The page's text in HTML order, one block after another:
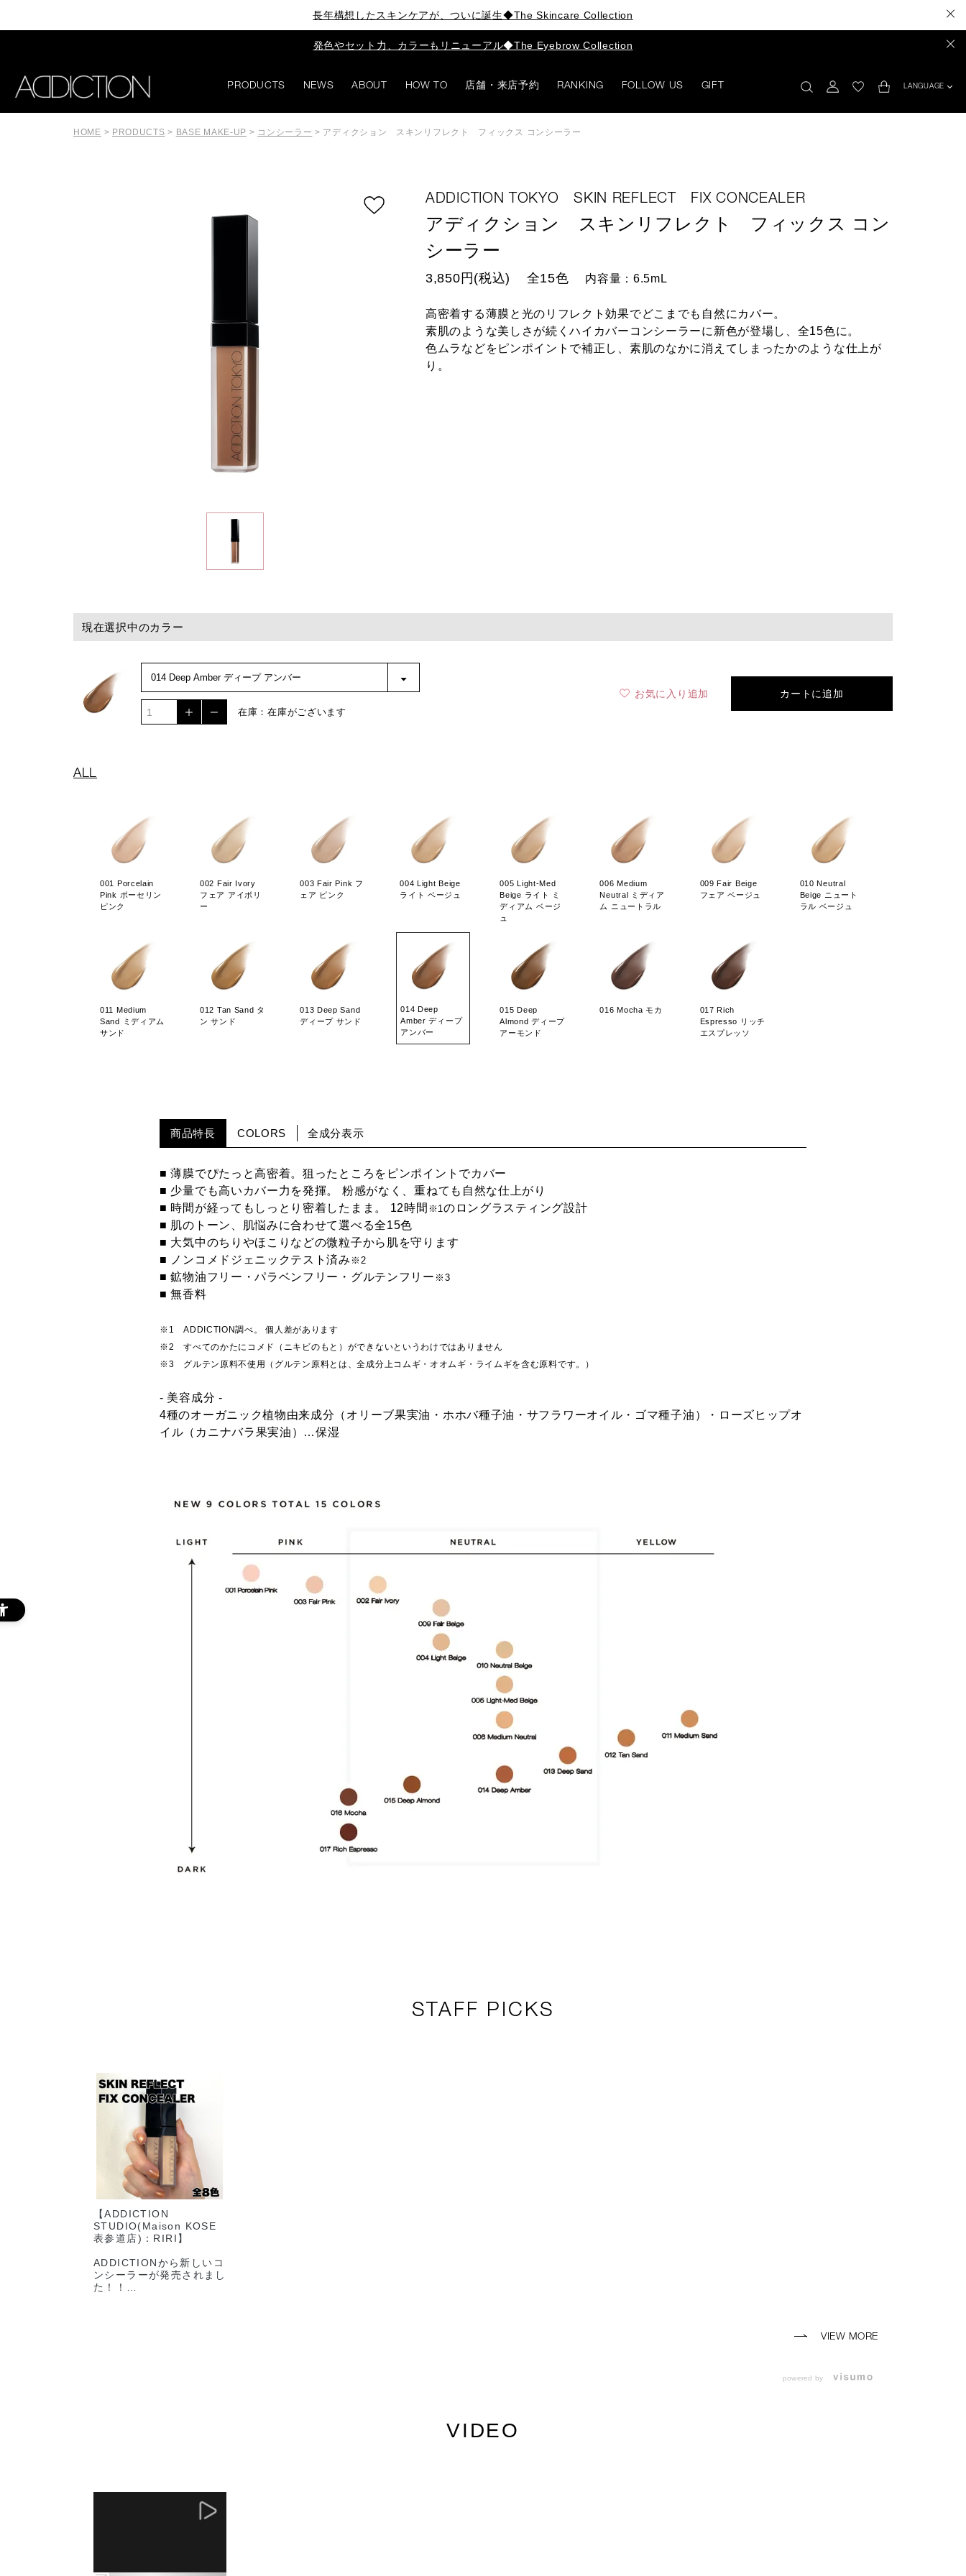
長年構想したスキンケアが、ついに誕生◆The Skincare Collection
発色やセット力、カラーもリニューアル◆The Eyebrow Collection
PRODUCTS NEWS ABOUT HOW TO 店舗・来店予約 RANKING FOLLOW US GIFT LANGUAGE
HOME > PRODUCTS > BASE MAKE-UP > コンシーラー > アディクション スキンリフレクト フィックス コンシーラー
ADDICTION TOKYO SKIN REFLECT FIX CONCEALER
アディクション スキンリフレクト フィックス コン
シーラー
3,850円(税込) 全15色 内容量：6.5mL
高密着する薄膜と光のリフレクト効果でどこまでも自然にカバー。
素肌のような美しさが続くハイカバーコンシーラーに新色が登場し、全15色に。
色ムラなどをピンポイントで補正し、素肌のなかに消えてしまったかのような仕上が
り。
現在選択中のカラー
在庫：在庫がございます
お気に入り追加 カートに追加
ALL
001 Porcelain
Pink ポーセリン
ピンク
002 Fair Ivory
フェア アイボリ
ー
003 Fair Pink フ
ェア ピンク
004 Light Beige
ライト ベージュ
005 Light-Med
Beige ライト ミ
ディアム ベージ
ュ
006 Medium
Neutral ミディア
ム ニュートラル
009 Fair Beige
フェア ベージュ
010 Neutral
Beige ニュート
ラル ベージュ
011 Medium
Sand ミディアム
サンド
012 Tan Sand タ
ン サンド
013 Deep Sand
ディープ サンド
014 Deep
Amber ディープ
アンバー
015 Deep
Almond ディープ
アーモンド
016 Mocha モカ
017 Rich
Espresso リッチ
エスプレッソ
商品特長 COLORS 全成分表示
■ 薄膜でぴたっと高密着。狙ったところをピンポイントでカバー
■ 少量でも高いカバー力を発揮。 粉感がなく、重ねても自然な仕上がり
■ 時間が経ってもしっとり密着したまま。 12時間 ※1のロングラスティング設計
■ 肌のトーン、肌悩みに合わせて選べる全15色
■ 大気中のちりやほこりなどの微粒子から肌を守ります
■ ノンコメドジェニックテスト済み ※2
■ 鉱物油フリー・パラベンフリー・グルテンフリー ※3
■ 無香料
※1 ADDICTION調べ。 個人差があります
※2 すべてのかたにコメド（ニキビのもと）ができないというわけではありません
※3 グルテン原料不使用（グルテン原料とは、全成分上コムギ・オオムギ・ライムギを含む原料です。）
- 美容成分 -
4種のオーガニック植物由来成分（オリーブ果実油・ホホバ種子油・サフラワーオイル・ゴマ種子油）・ローズヒップオ
イル（カニナバラ果実油）…保湿
STAFF PICKS
【ADDICTION
STUDIO(Maison KOSE
表参道店)：RIRI】
ADDICTIONから新しいコ
ンシーラーが発売されまし
た！！
崩れないんです( °_°
VIEW MORE
powered by
VIDEO